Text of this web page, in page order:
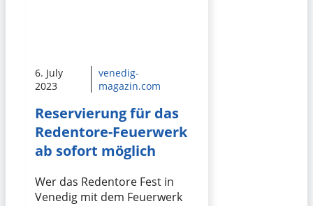
6. July
2023
venedig-
magazin.com
Reservierung für das
Redentore-Feuerwerk
ab sofort möglich
Wer das Redentore Fest in
Venedig mit dem Feuerwerk